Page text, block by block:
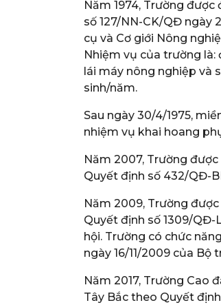
Năm 1974, Trường
số 127/NN-CK/QĐ ngày
cụ và Cơ giới Nông
Nhiệm vụ của trường
lái máy nông nghiệp và
sinh/năm.
Sau ngày 30/4/1975,
nhiệm vụ khai hoang
Năm 2007, Trường
Quyết định số 432/QĐ-
Năm 2009, Trường
Quyết định số 1309/QĐ-
hội. Trường có chức
ngày 16/11/2009 của
Năm 2017, Trường Cao
Tây Bắc theo Quyết